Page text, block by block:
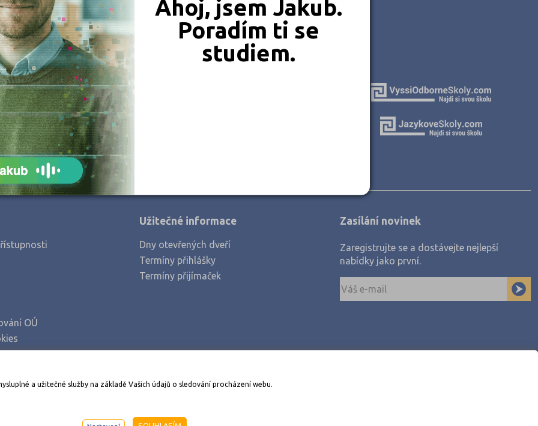
Ahoj, jsem Jakub.
Poradím ti se
studiem.
JSME TAM, KDE JSTE VY
Naše projekty
OÚ
Stáhněte si aplikaci Adresář škol
Užitečné informace
Dny otevřených dveří
Termíny přihlášky
Termíny přijímaček
Zasílání novinek
Zaregistrujte se a dostávejte nejlepší
nabídky jako první.
AMOS KamPoMaturite.cz, s.r.o., stránky vytvořilo
a užitečné služby na základě Vašich údajů o sledování procházení webu.